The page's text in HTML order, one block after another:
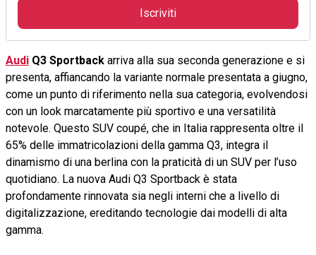
Iscriviti
Audi Q3 Sportback arriva alla sua seconda generazione e si
presenta, affiancando la variante normale presentata a giugno,
come un punto di riferimento nella sua categoria, evolvendosi
con un look marcatamente più sportivo e una versatilità
notevole. Questo SUV coupé, che in Italia rappresenta oltre il
65% delle immatricolazioni della gamma Q3, integra il
dinamismo di una berlina con la praticità di un SUV per l’uso
quotidiano. La nuova Audi Q3 Sportback è stata
profondamente rinnovata sia negli interni che a livello di
digitalizzazione, ereditando tecnologie dai modelli di alta
gamma.